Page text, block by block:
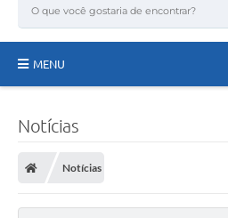
MENU
Secretarias
Setores da Saúde
Notícias
Notícias